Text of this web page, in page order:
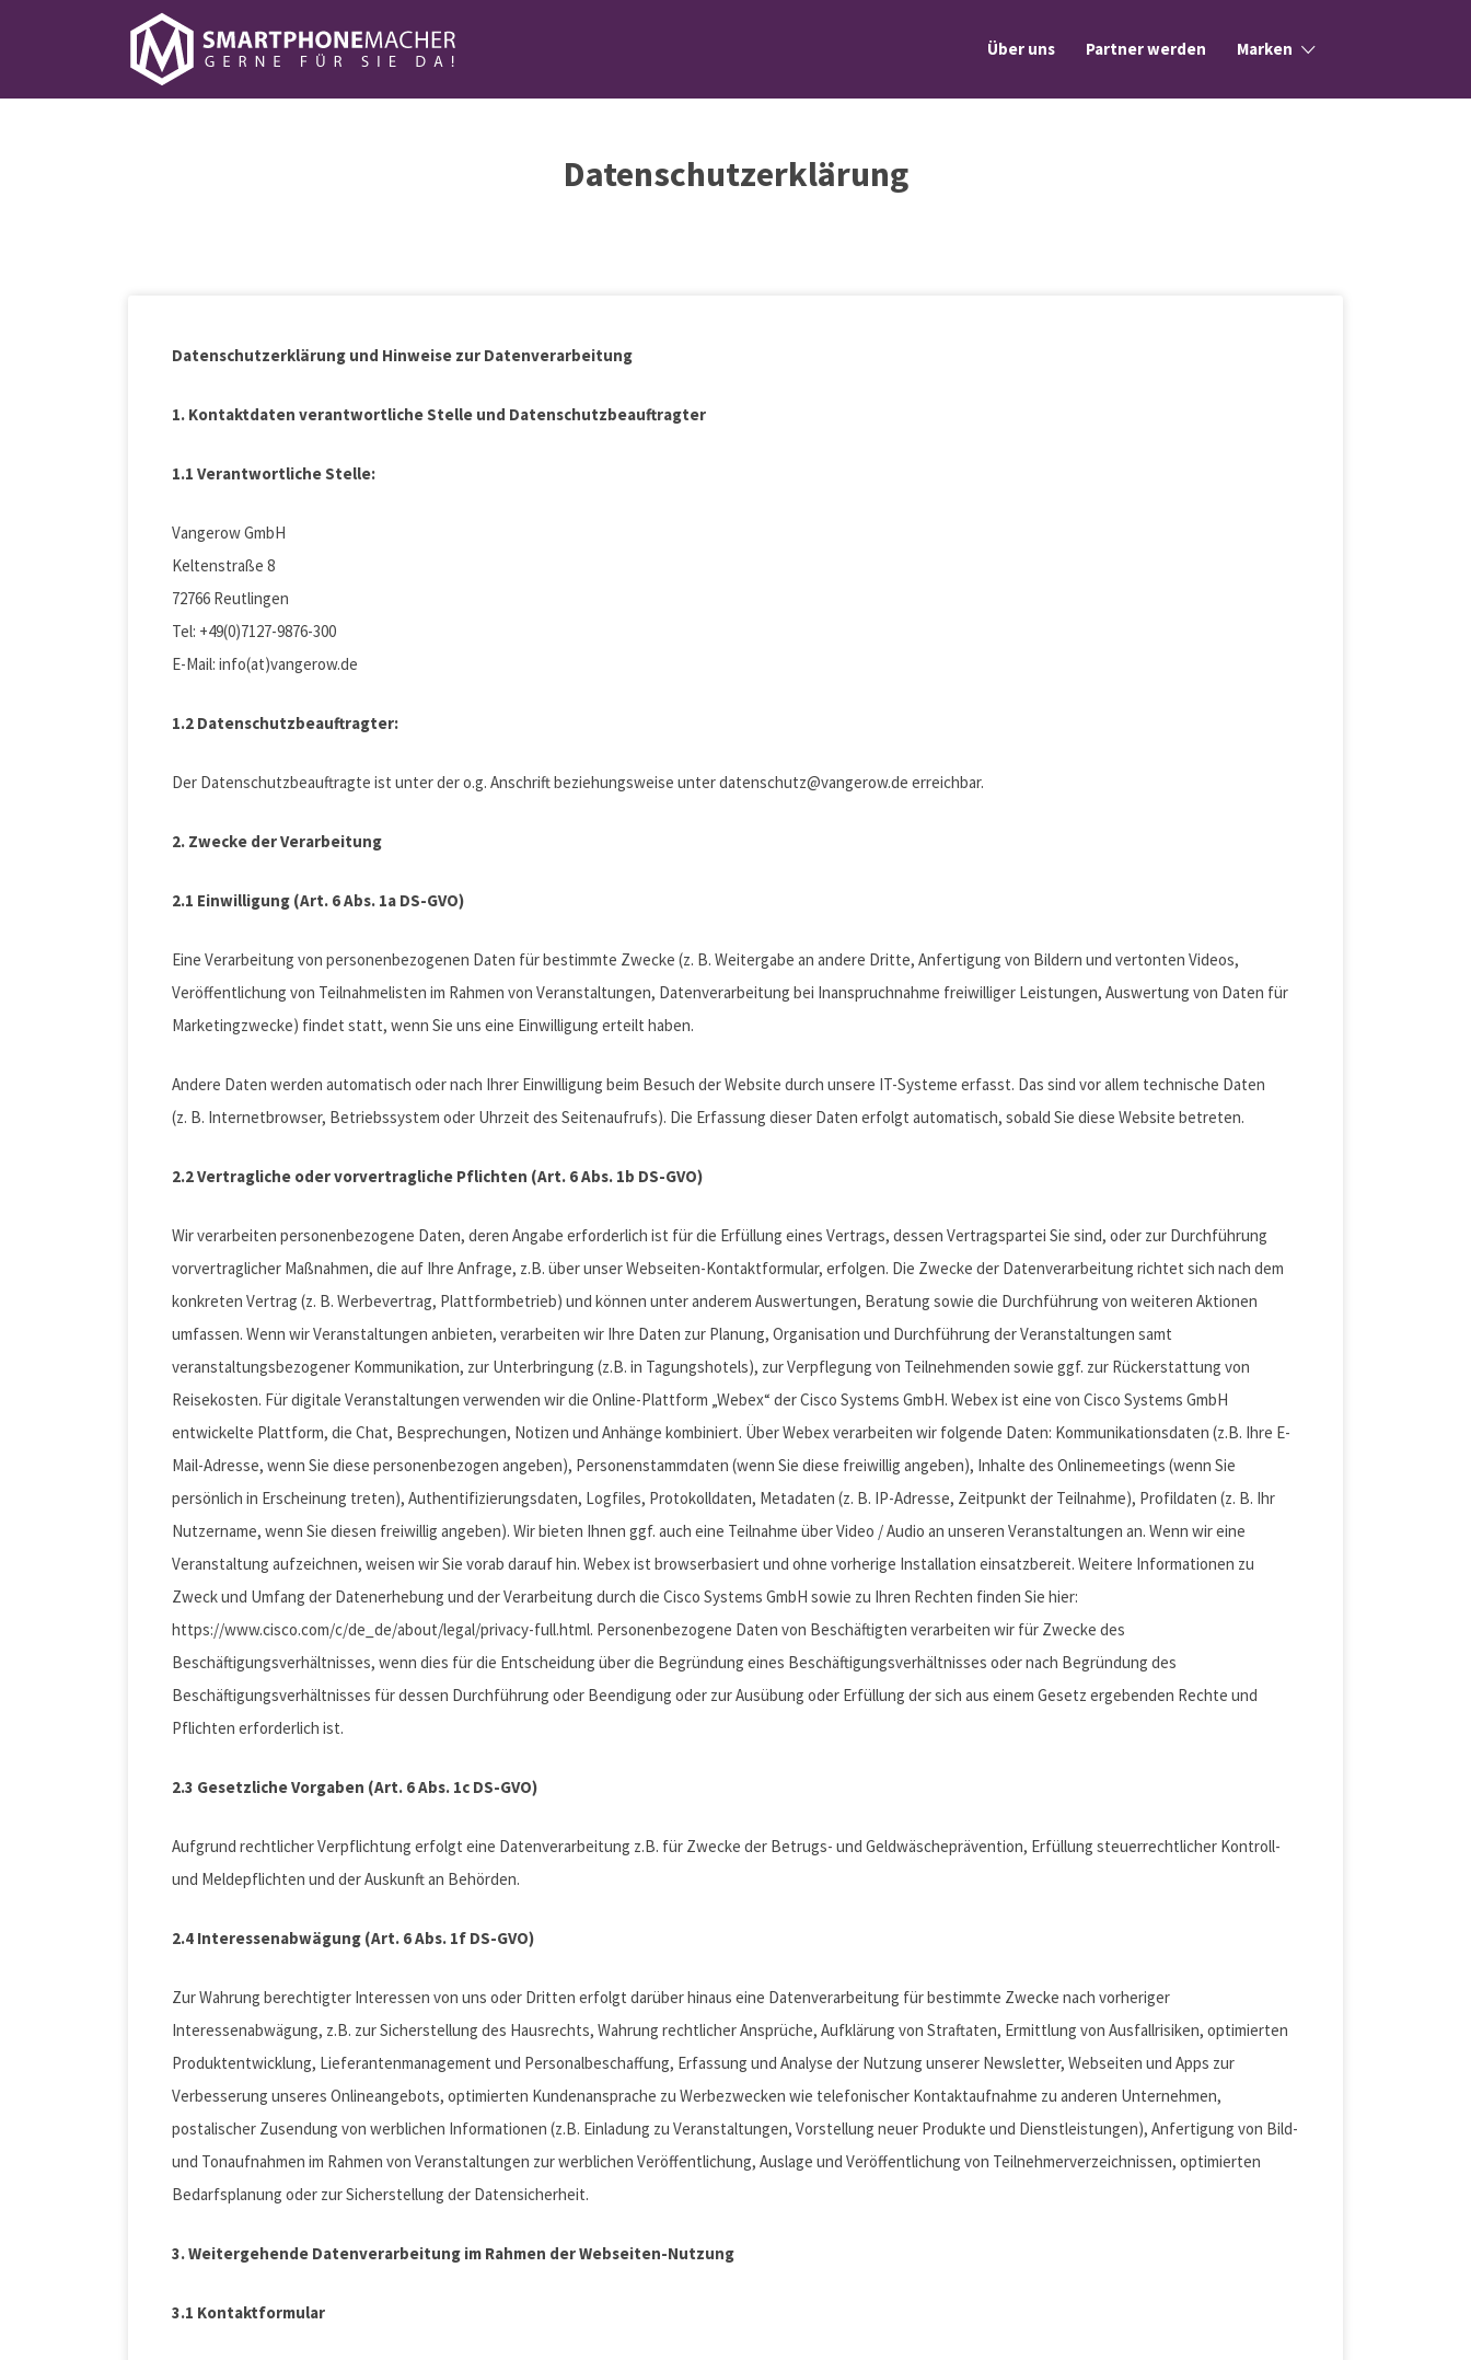
Über uns Partner werden Marken
Suchen
nach:
Datenschutzerklärung
Datenschutzerklärung und Hinweise zur Datenverarbeitung
1. Kontaktdaten verantwortliche Stelle und Datenschutzbeauftragter
1.1 Verantwortliche Stelle:
Vangerow GmbH
Keltenstraße 8
72766 Reutlingen
Tel: +49(0)7127-9876-300
E-Mail: info(at)vangerow.de
1.2 Datenschutzbeauftragter:
Der Datenschutzbeauftragte ist unter der o.g. Anschrift beziehungsweise unter datenschutz@vangerow.de erreichbar.
2. Zwecke der Verarbeitung
2.1 Einwilligung (Art. 6 Abs. 1a DS-GVO)
Eine Verarbeitung von personenbezogenen Daten für bestimmte Zwecke (z. B. Weitergabe an andere Dritte, Anfertigung von Bildern und vertonten Videos,
Veröffentlichung von Teilnahmelisten im Rahmen von Veranstaltungen, Datenverarbeitung bei Inanspruchnahme freiwilliger Leistungen, Auswertung von Daten für
Marketingzwecke) findet statt, wenn Sie uns eine Einwilligung erteilt haben.
Andere Daten werden automatisch oder nach Ihrer Einwilligung beim Besuch der Website durch unsere IT-Systeme erfasst. Das sind vor allem technische Daten
(z. B. Internetbrowser, Betriebssystem oder Uhrzeit des Seitenaufrufs). Die Erfassung dieser Daten erfolgt automatisch, sobald Sie diese Website betreten.
2.2 Vertragliche oder vorvertragliche Pflichten (Art. 6 Abs. 1b DS-GVO)
Wir verarbeiten personenbezogene Daten, deren Angabe erforderlich ist für die Erfüllung eines Vertrags, dessen Vertragspartei Sie sind, oder zur Durchführung
vorvertraglicher Maßnahmen, die auf Ihre Anfrage, z.B. über unser Webseiten-Kontaktformular, erfolgen. Die Zwecke der Datenverarbeitung richtet sich nach dem
konkreten Vertrag (z. B. Werbevertrag, Plattformbetrieb) und können unter anderem Auswertungen, Beratung sowie die Durchführung von weiteren Aktionen
umfassen. Wenn wir Veranstaltungen anbieten, verarbeiten wir Ihre Daten zur Planung, Organisation und Durchführung der Veranstaltungen samt
veranstaltungsbezogener Kommunikation, zur Unterbringung (z.B. in Tagungshotels), zur Verpflegung von Teilnehmenden sowie ggf. zur Rückerstattung von
Reisekosten. Für digitale Veranstaltungen verwenden wir die Online-Plattform „Webex“ der Cisco Systems GmbH. Webex ist eine von Cisco Systems GmbH
entwickelte Plattform, die Chat, Besprechungen, Notizen und Anhänge kombiniert. Über Webex verarbeiten wir folgende Daten: Kommunikationsdaten (z.B. Ihre E-
Mail-Adresse, wenn Sie diese personenbezogen angeben), Personenstammdaten (wenn Sie diese freiwillig angeben), Inhalte des Onlinemeetings (wenn Sie
persönlich in Erscheinung treten), Authentifizierungsdaten, Logfiles, Protokolldaten, Metadaten (z. B. IP-Adresse, Zeitpunkt der Teilnahme), Profildaten (z. B. Ihr
Nutzername, wenn Sie diesen freiwillig angeben). Wir bieten Ihnen ggf. auch eine Teilnahme über Video / Audio an unseren Veranstaltungen an. Wenn wir eine
Veranstaltung aufzeichnen, weisen wir Sie vorab darauf hin. Webex ist browserbasiert und ohne vorherige Installation einsatzbereit. Weitere Informationen zu
Zweck und Umfang der Datenerhebung und der Verarbeitung durch die Cisco Systems GmbH sowie zu Ihren Rechten finden Sie hier:
https://www.cisco.com/c/de_de/about/legal/privacy-full.html. Personenbezogene Daten von Beschäftigten verarbeiten wir für Zwecke des
Beschäftigungsverhältnisses, wenn dies für die Entscheidung über die Begründung eines Beschäftigungsverhältnisses oder nach Begründung des
Beschäftigungsverhältnisses für dessen Durchführung oder Beendigung oder zur Ausübung oder Erfüllung der sich aus einem Gesetz ergebenden Rechte und
Pflichten erforderlich ist.
2.3 Gesetzliche Vorgaben (Art. 6 Abs. 1c DS-GVO)
Aufgrund rechtlicher Verpflichtung erfolgt eine Datenverarbeitung z.B. für Zwecke der Betrugs- und Geldwäscheprävention, Erfüllung steuerrechtlicher Kontroll-
und Meldepflichten und der Auskunft an Behörden.
2.4 Interessenabwägung (Art. 6 Abs. 1f DS-GVO)
Zur Wahrung berechtigter Interessen von uns oder Dritten erfolgt darüber hinaus eine Datenverarbeitung für bestimmte Zwecke nach vorheriger
Interessenabwägung, z.B. zur Sicherstellung des Hausrechts, Wahrung rechtlicher Ansprüche, Aufklärung von Straftaten, Ermittlung von Ausfallrisiken, optimierten
Produktentwicklung, Lieferantenmanagement und Personalbeschaffung, Erfassung und Analyse der Nutzung unserer Newsletter, Webseiten und Apps zur
Verbesserung unseres Onlineangebots, optimierten Kundenansprache zu Werbezwecken wie telefonischer Kontaktaufnahme zu anderen Unternehmen,
postalischer Zusendung von werblichen Informationen (z.B. Einladung zu Veranstaltungen, Vorstellung neuer Produkte und Dienstleistungen), Anfertigung von Bild-
und Tonaufnahmen im Rahmen von Veranstaltungen zur werblichen Veröffentlichung, Auslage und Veröffentlichung von Teilnehmerverzeichnissen, optimierten
Bedarfsplanung oder zur Sicherstellung der Datensicherheit.
3. Weitergehende Datenverarbeitung im Rahmen der Webseiten-Nutzung
3.1 Kontaktformular